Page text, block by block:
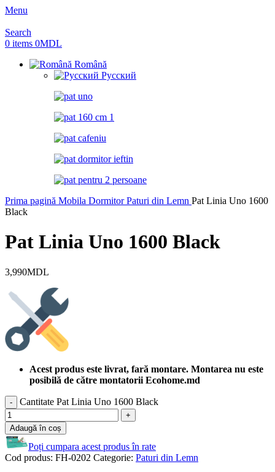
Menu
Search
0 items 0MDL
Română
Русский
Prima pagină Mobila DormitorPaturi din Lemn Pat Linia Uno 1600
Black
Pat Linia Uno 1600 Black
3,990MDL
Acest produs este livrat, fară montare. Montarea nu este
posibilă de către montatorii Ecohome.md
Cantitate Pat Linia Uno 1600 Black
Adaugă în coș
Poți cumpara acest produs în rate
Cod produs: FH-0202 Categorie: Paturi din Lemn